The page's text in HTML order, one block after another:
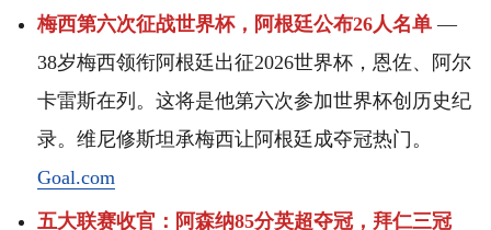
梅西第六次征战世界杯，阿根廷公布26人名单 —
38岁梅西领衔阿根廷出征2026世界杯，恩佐、阿尔
卡雷斯在列。这将是他第六次参加世界杯创历史纪
录。维尼修斯坦承梅西让阿根廷成夺冠热门。
Goal.com
五大联赛收官：阿森纳85分英超夺冠，拜仁三冠